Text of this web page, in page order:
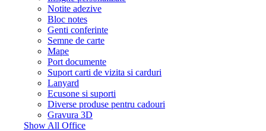
Notite adezive
Bloc notes
Genti conferinte
Semne de carte
Mape
Port documente
Suport carti de vizita si carduri
Lanyard
Ecusone si suporti
Diverse produse pentru cadouri
Gravura 3D
Show All Office